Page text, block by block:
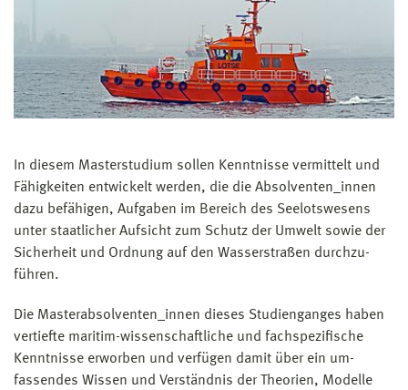
gültiges Befähigungszeugnis Nautischer
Wachoffizier NWO nach §29 Absatz 1 Satz 1
Nummer 1 der Seeleute-Befähigungsverordnung
ohne Einschränkungen nach §9 der Seeleute-
Befähigungsverordnungoder
2. ein mit dem Befähigungszeugnis nach Nummer 1
alsgleichwertig anerkanntes Befähigungszeugnis
für den nautischen Schiffsdiens t eines anderen
Mitgliedstaates der Europäischen Union oder
Vertragsstaates des Abkommens über den
Europäischen Wirtschaftsraum
Kann die Anzahl von 240 ECTS-Punkten nicht
nachgewiesen werden, können maximal 30 ECTS-
Punkte individuell an der Hochschule Wismar auf
Antrag anerkannt werden.
In diesem Masterstudium sollen Kenntnisse vermittelt und
Fähigkeiten ent­wickelt werden, die die Absolventen_innen
dazu befähigen, Aufgaben im Bereich des Seelotswesens
unter staatlicher Aufsicht zum Schutz der Umwelt sowie der
Sicher­heit und Ordnung auf den Wasserstraßen durch­zu­
führen.
Die Masterabsolventen_innen dieses Studienganges haben
vertiefte maritim-wissen­schaft­liche und fachspezifische
Kenntnisse erworben und verfügen damit über ein um­
fassendes Wissen und Verständnis der Theorien, Modelle